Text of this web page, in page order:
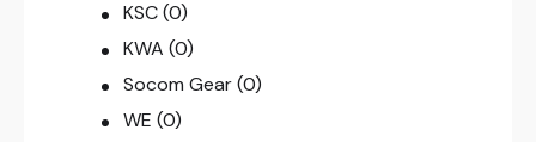
KSC (0)
KWA (0)
Socom Gear (0)
WE (0)